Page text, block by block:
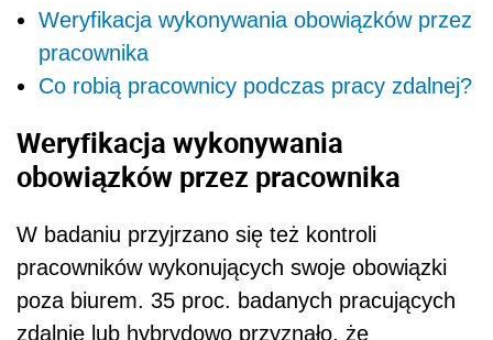
Weryfikacja wykonywania obowiązków przez
pracownika
Co robią pracownicy podczas pracy zdalnej?
Weryfikacja wykonywania
obowiązków przez pracownika
W badaniu przyjrzano się też kontroli
pracowników wykonujących swoje obowiązki
poza biurem. 35 proc. badanych pracujących
zdalnie lub hybrydowo przyznało, że